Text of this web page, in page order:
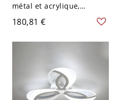
métal et acrylique,
intérieur, en blanc - 110
V-120 V 69,85 cm Blanc
180,81 €